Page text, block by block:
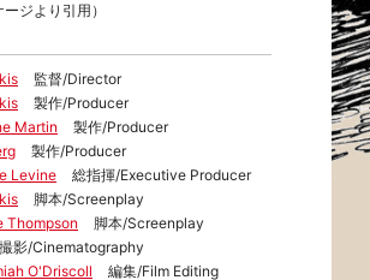
ジより引用）
監督/Director
製作/Producer
Martin
製作/Producer
製作/Producer
Levine
総指揮/Executive Producer
脚本/Screenplay
Thompson
脚本/Screenplay
撮影/Cinematography
O'Driscoll
編集/Film Editing